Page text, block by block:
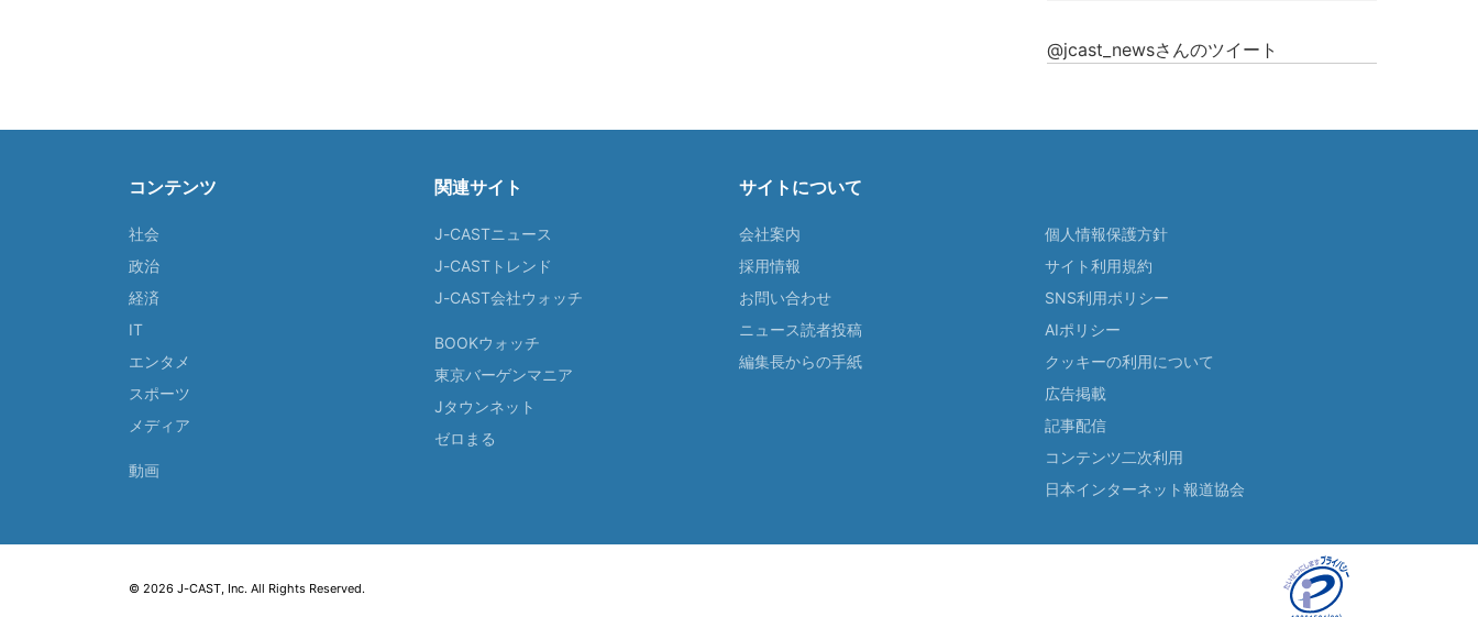
@jcast_newsさんのツイート
コンテンツ
社会
政治
経済
IT
エンタメ
スポーツ
メディア
動画
関連サイト
J-CASTニュース
J-CASTトレンド
J-CAST会社ウォッチ
BOOKウォッチ
東京バーゲンマニア
Jタウンネット
ゼロまる
サイトについて
会社案内
採用情報
お問い合わせ
ニュース読者投稿
編集長からの手紙
個人情報保護方針
サイト利用規約
SNS利用ポリシー
AIポリシー
クッキーの利用について
広告掲載
記事配信
コンテンツ二次利用
日本インターネット報道協会
© 2026 J-CAST, Inc. All Rights Reserved.